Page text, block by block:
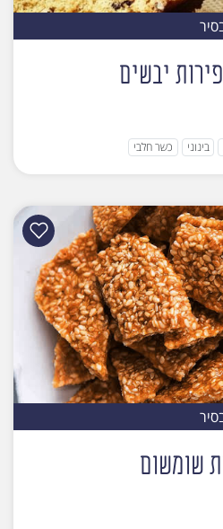
יבשים
בינוני כשר חלבי
שומשום